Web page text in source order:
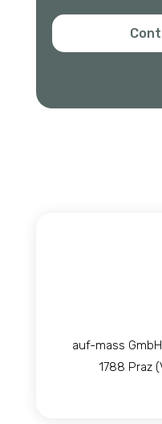
auf-mass
1788 Praz